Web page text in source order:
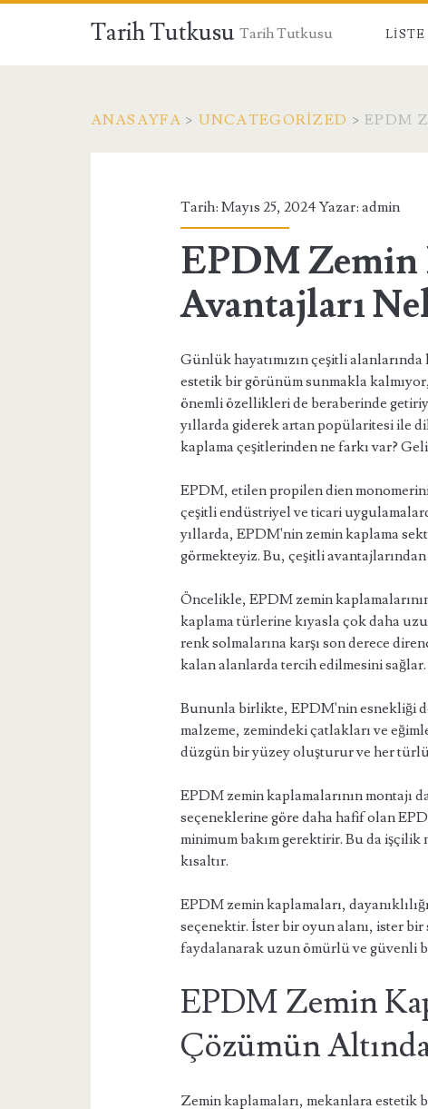
Tarih Tutkusu Tarih Tutkusu LISTE
ANASAYFA > UNCATEGORIZED >EPDM
Tarih: Mayıs 25, 2024 Yazar:admin
EPDM Zemin
Avantajları
Günlük hayatımızın çeşitli alanlarında
estetik bir görünüm sunmakla
önemli özellikleri de beraberinde
yıllarda giderek artan popülaritesi ile
kaplama çeşitlerinden ne farkı var?
EPDM, etilen propilen dien
çeşitli endüstriyel ve ticari
yıllarda, EPDM'nin zemin kaplama
görmekteyiz. Bu, çeşitli
Öncelikle, EPDM zemin
kaplama türlerine kıyasla çok daha
renk solmalarına karşı son derece
kalan alanlarda tercih edilmesini sağlar.
Bununla birlikte, EPDM'nin esnekliği
malzeme, zemindeki çatlakları ve
düzgün bir yüzey oluşturur ve her
EPDM zemin kaplamalarının montajı
seçeneklerine göre daha hafif olan
minimum bakım gerektirir. Bu da
kısaltır.
EPDM zemin kaplamaları,
seçenektir. İster bir oyun alanı, ister
faydalanarak uzun ömürlü ve güvenli
EPDM Zemin
Çözümün
Zemin kaplamaları, mekanlara estetik